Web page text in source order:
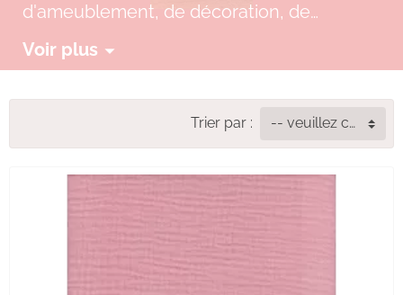
d'ameublement, de décoration, de
Voir plus
Trier par : -- veuillez choisir --